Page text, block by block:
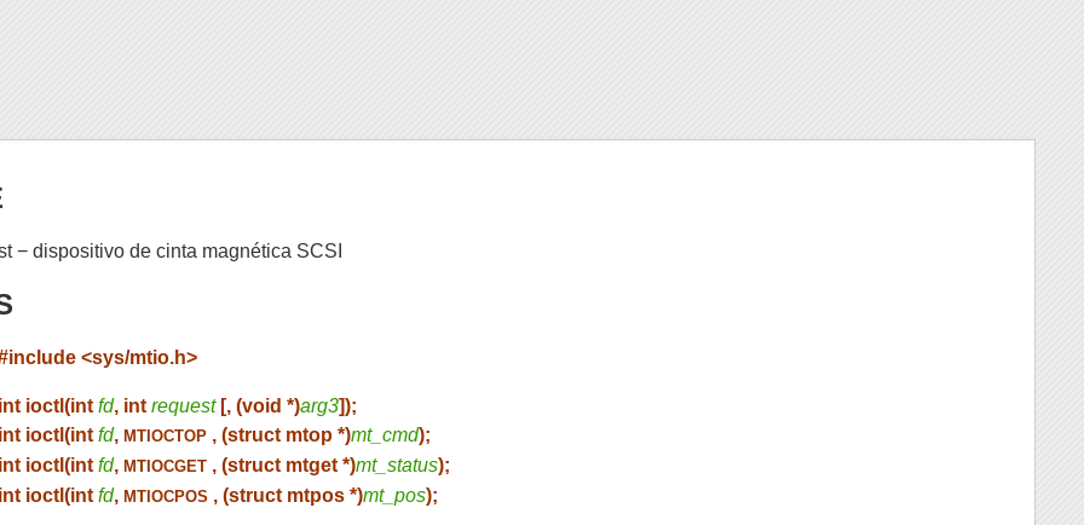
− dispositivo de cinta magnética SCSI
<sys/mtio.h>
int ioctl(int fd, int request [, (void *)arg3]);
int ioctl(int fd,MTIOCTOP , (struct mtop *)mt_cmd);
int ioctl(int fd,MTIOCGET , (struct mtget *)mt_status);
int ioctl(int fd,MTIOCPOS , (struct mtpos *)mt_pos);